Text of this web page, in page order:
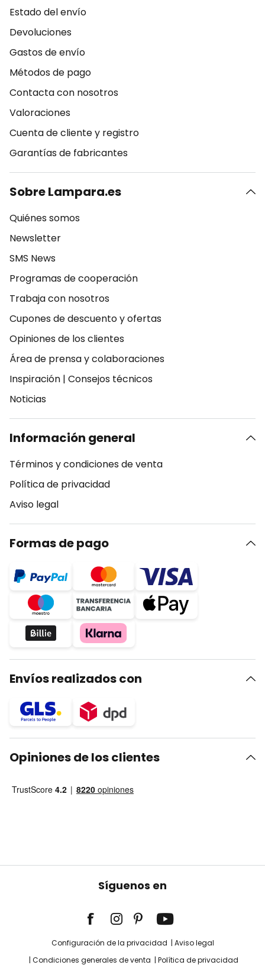
Estado del envío
Devoluciones
Gastos de envío
Métodos de pago
Contacta con nosotros
Valoraciones
Cuenta de cliente y registro
Garantías de fabricantes
Sobre Lampara.es
Quiénes somos
Newsletter
SMS News
Programas de cooperación
Trabaja con nosotros
Cupones de descuento y ofertas
Opiniones de los clientes
Área de prensa y colaboraciones
Inspiración | Consejos técnicos
Noticias
Información general
Términos y condiciones de venta
Política de privacidad
Aviso legal
Formas de pago
Envíos realizados con
Opiniones de los clientes
Síguenos en
Configuración de la privacidad
Aviso legal
Condiciones generales de venta
Política de privacidad